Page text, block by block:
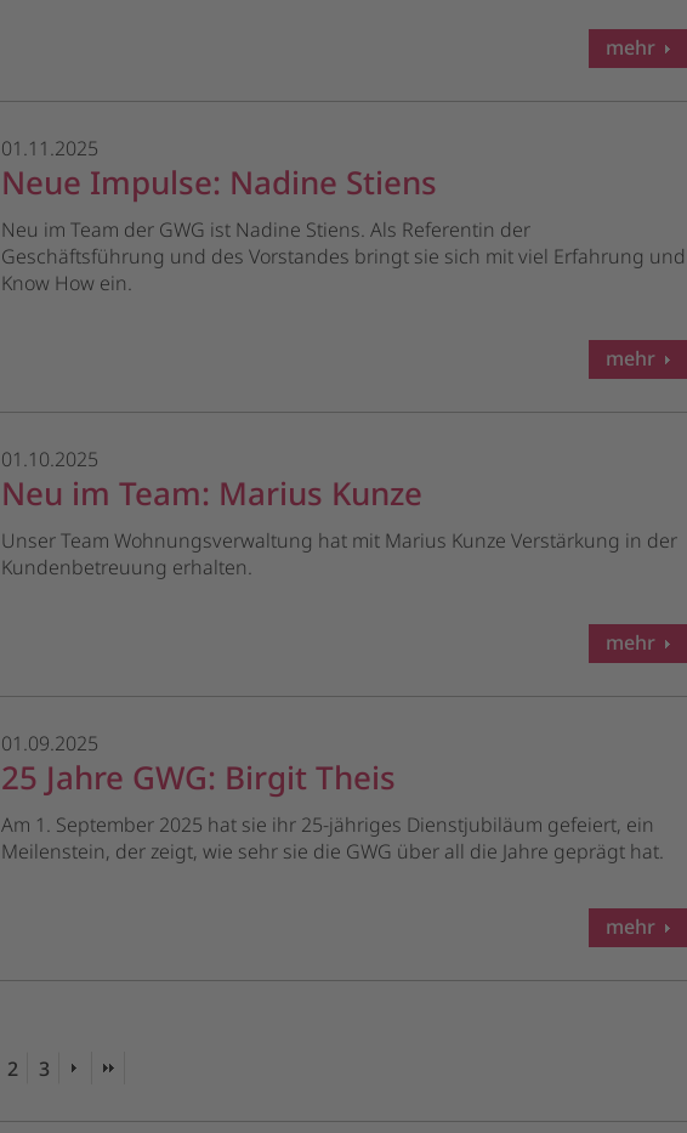
mehr
01.11.2025
Neue Impulse: Nadine Stiens
Neu im Team der GWG ist Nadine Stiens. Als Referentin der
Geschäftsführung und des Vorstandes bringt sie sich mit viel Erfahrung und
Know How ein.
mehr
01.10.2025
Neu im Team: Marius Kunze
Unser Team Wohnungsverwaltung hat mit Marius Kunze Verstärkung in der
Kundenbetreuung erhalten.
mehr
01.09.2025
25 Jahre GWG: Birgit Theis
Am 1. September 2025 hat sie ihr 25-jähriges Dienstjubiläum gefeiert, ein
Meilenstein, der zeigt, wie sehr sie die GWG über all die Jahre geprägt hat.
mehr
2 3